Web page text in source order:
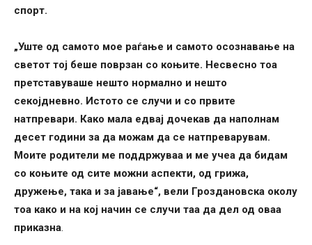
спорт.
„Уште од самото мое раѓање и самото осознавање на
светот тој беше поврзан со коњите. Несвесно тоа
претставуваше нешто нормално и нешто
секојдневно. Истото се случи и со првите
натпревари. Како мала едвај дочекав да наполнам
десет години за да можам да се натпреварувам.
Моите родители ме поддржуваа и ме учеа да бидам
со коњите од сите можни аспекти, од грижа,
дружење, така и за јавање“, вели Гроздановска околу
тоа како и на кој начин се случи таа да дел од оваа
приказна.